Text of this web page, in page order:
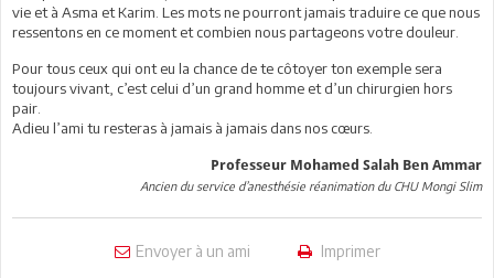
vie et à Asma et Karim. Les mots ne pourront jamais traduire ce que nous
ressentons en ce moment et combien nous partageons votre douleur.
Pour tous ceux qui ont eu la chance de te côtoyer ton exemple sera
toujours vivant, c’est celui d’un grand homme et d’un chirurgien hors
pair.
Adieu l’ami tu resteras à jamais à jamais dans nos cœurs.
Professeur Mohamed Salah Ben Ammar
Ancien du service d’anesthésie réanimation du CHU Mongi Slim
Envoyer à un ami Imprimer